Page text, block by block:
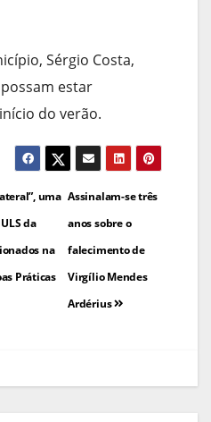
Sérgio Costa,
estar
do verão.
Assinalam-se três
anos sobre o
falecimento de
Virgílio Mendes
Ardérius
uma
da
na
Práticas